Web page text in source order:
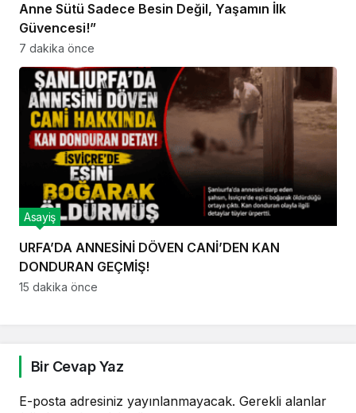
Anne Sütü Sadece Besin Değil, Yaşamın İlk
Güvencesi!”
7 dakika önce
URFA’DA ANNESİNİ DÖVEN CANİ’DEN KAN
DONDURAN GEÇMİŞ!
Asayiş
15 dakika önce
Bir Cevap Yaz
E-posta adresiniz yayınlanmayacak. Gerekli alanlar